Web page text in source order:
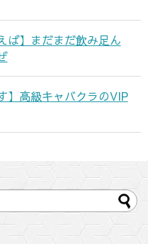
ば】まだまだ飲み足ん
】高級キャバクラのVIP